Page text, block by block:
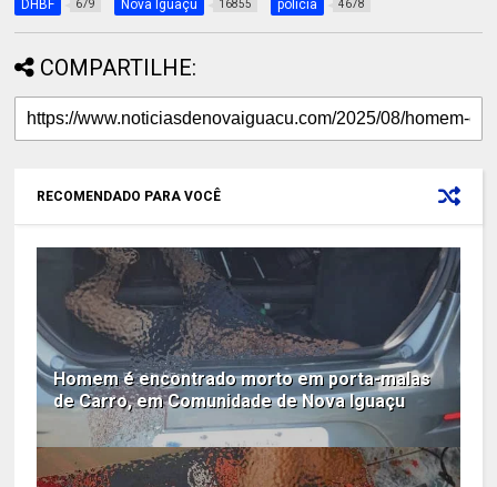
DHBF 679 Nova Iguaçu 16855 polícia 4678
COMPARTILHE:
RECOMENDADO PARA VOCÊ
Homem é encontrado morto em porta-malas
de Carro, em Comunidade de Nova Iguaçu